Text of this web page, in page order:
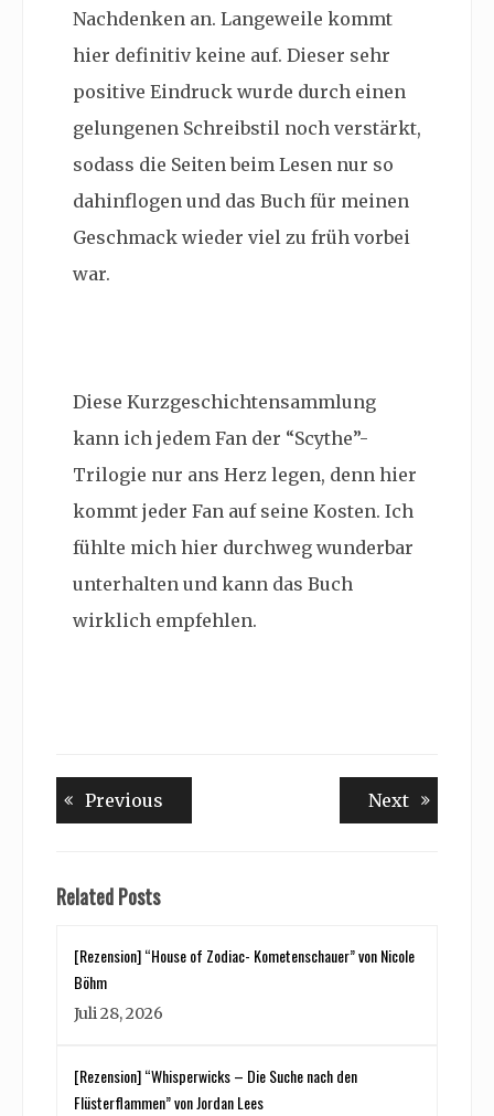
Nachdenken an. Langeweile kommt
hier definitiv keine auf. Dieser sehr
positive Eindruck wurde durch einen
gelungenen Schreibstil noch verstärkt,
sodass die Seiten beim Lesen nur so
dahinflogen und das Buch für meinen
Geschmack wieder viel zu früh vorbei
war.
Diese Kurzgeschichtensammlung
kann ich jedem Fan der “Scythe”-
Trilogie nur ans Herz legen, denn hier
kommt jeder Fan auf seine Kosten. Ich
fühlte mich hier durchweg wunderbar
unterhalten und kann das Buch
wirklich empfehlen.
Beitragsnavigation
Previous NextNext
Related Posts
[Rezension] “House of Zodiac- Kometenschauer” von Nicole
Böhm
Juli 28, 2026
[Rezension] “Whisperwicks – Die Suche nach den
Flüsterflammen” von Jordan Lees